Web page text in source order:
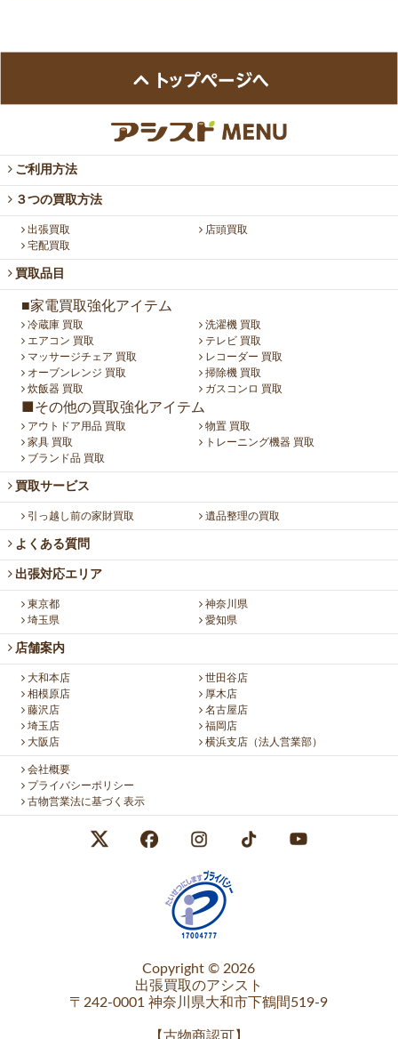
ご利用方法
３つの買取方法
出張買取
店頭買取
宅配買取
買取品目
■家電買取強化アイテム
冷蔵庫 買取
洗濯機 買取
エアコン 買取
テレビ 買取
マッサージチェア 買取
レコーダー 買取
オーブンレンジ 買取
掃除機 買取
炊飯器 買取
ガスコンロ 買取
■その他の買取強化アイテム
アウトドア用品 買取
物置 買取
家具 買取
トレーニング機器 買取
ブランド品 買取
買取サービス
引っ越し前の家財買取 遺品整理の買取
よくある質問
出張対応エリア
東京都
神奈川県
埼玉県
愛知県
店舗案内
大和本店
世田谷店
相模原店
厚木店
藤沢店
名古屋店
埼玉店
福岡店
大阪店
横浜支店（法人営業部）
会社概要
プライバシーポリシー
古物営業法に基づく表示
Copyright © 2026
出張買取のアシスト
〒242-0001 神奈川県大和市下鶴間519-9